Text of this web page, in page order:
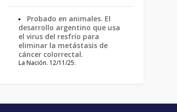
Probado en animales. El
desarrollo argentino que usa
el virus del resfrío para
eliminar la metástasis de
cáncer colorrectal.
La Nación. 12/11/25.